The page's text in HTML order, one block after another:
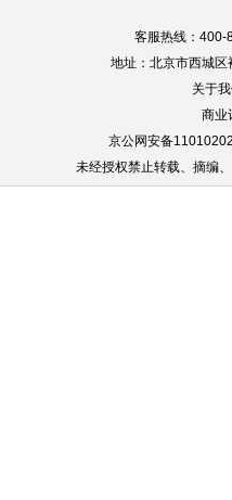
客服热线：
地址：北京市西城
关于
商业
京公网安备
未经授权禁止转载、摘编